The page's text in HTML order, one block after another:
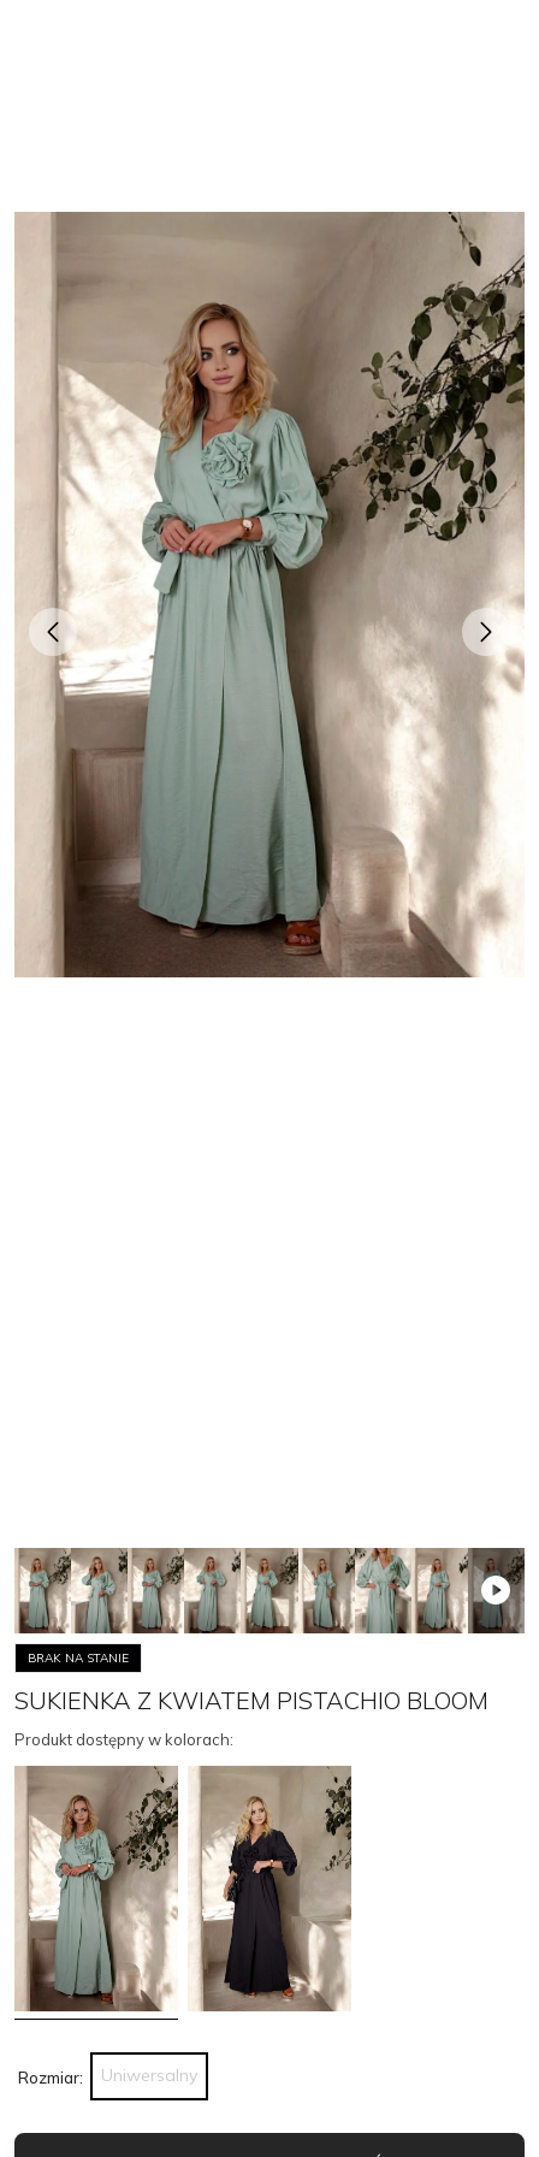
BRAK NA STANIE
SUKIENKA Z KWIATEM PISTACHIO BLOOM
Produkt dostępny w kolorach:
Rozmiar: Uniwersalny